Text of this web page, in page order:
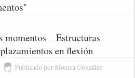
momentos – Estructuras
en flexión
Publicado por Monica González